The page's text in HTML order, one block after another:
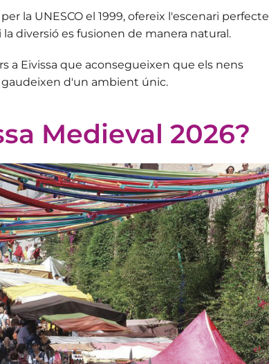
la UNESCO el 1999, ofereix l'escenari perfecte
diversió es fusionen de manera natural.
a Eivissa que aconsegueixen que els nens
d'un ambient únic.
Medieval 2026?